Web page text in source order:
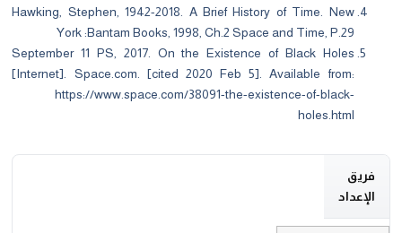
Hawking, Stephen, 1942-2018. A Brief History of Time. New
York :Bantam Books, 1998, Ch.2 Space and Time, P.29
September 11 PS, 2017. On the Existence of Black Holes
[Internet]. Space.com. [cited 2020 Feb 5]. Available from:
https://www.space.com/38091-the-existence-of-black-
holes.html
فريق
الإعداد